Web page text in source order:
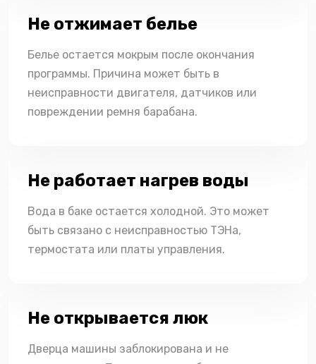
Не отжимает белье
Белье остается мокрым после окончания
программы. Причина может быть в
неисправности двигателя, датчиков или
повреждении ремня барабана.
Не работает нагрев воды
Вода в баке остается холодной. Это может
быть связано с неисправностью ТЭНа,
термостата или платы управления.
Не открывается люк
Дверца машины заблокирована и не